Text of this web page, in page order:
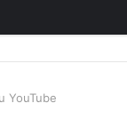
YouTube